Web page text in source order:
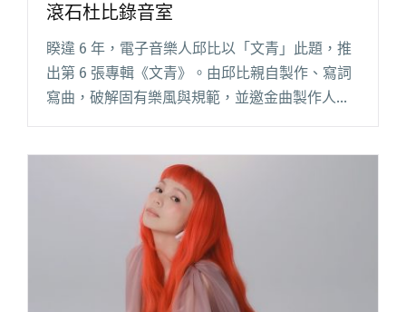
滾石杜比錄音室
睽違 6 年，電子音樂人邱比以「文青」此題，推
出第 6 張專輯《文青》。由邱比親自製作、寫詞
寫曲，破解固有樂風與規範，並邀金曲製作人黃
少雍擔任編曲總監，以及紐約傳奇 14 項葛萊美獎
「閱讀全文 "邱比推出第6張專輯《文青》 親自走
進滾石杜比錄音室"